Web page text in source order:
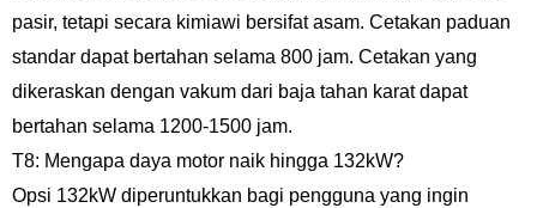
pasir, tetapi secara kimiawi bersifat asam. Cetakan paduan
standar dapat bertahan selama 800 jam. Cetakan yang
dikeraskan dengan vakum dari baja tahan karat dapat
bertahan selama 1200-1500 jam.
T8: Mengapa daya motor naik hingga 132kW?
Opsi 132kW diperuntukkan bagi pengguna yang ingin